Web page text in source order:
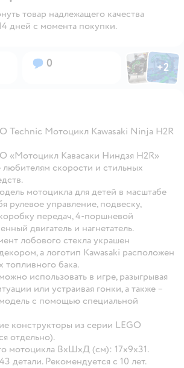
товар надлежащего качества
дней с момента покупки.
Вопросов:
0 ФотоФото
+2
Technic Мотоцикл Kawasaki Ninja H2R
«Мотоцикл Кавасаки Ниндзя H2R»
скорости и стильных
мотоцикла для детей в масштабе
рулевое управление, подвеску,
передач, 4-поршневой
двигатель и нагнетатель.
лобового стекла украшен
а логотип Kawasaki расположен
топливного бака.
использовать в игре, разыгрывая
или устраивая гонки, а также –
с помощью специальной
конструкторы из серии LEGO
отдельно).
мотоцикла ВхШхД (см): 17х9х31.
детали. Рекомендуется с 10 лет.